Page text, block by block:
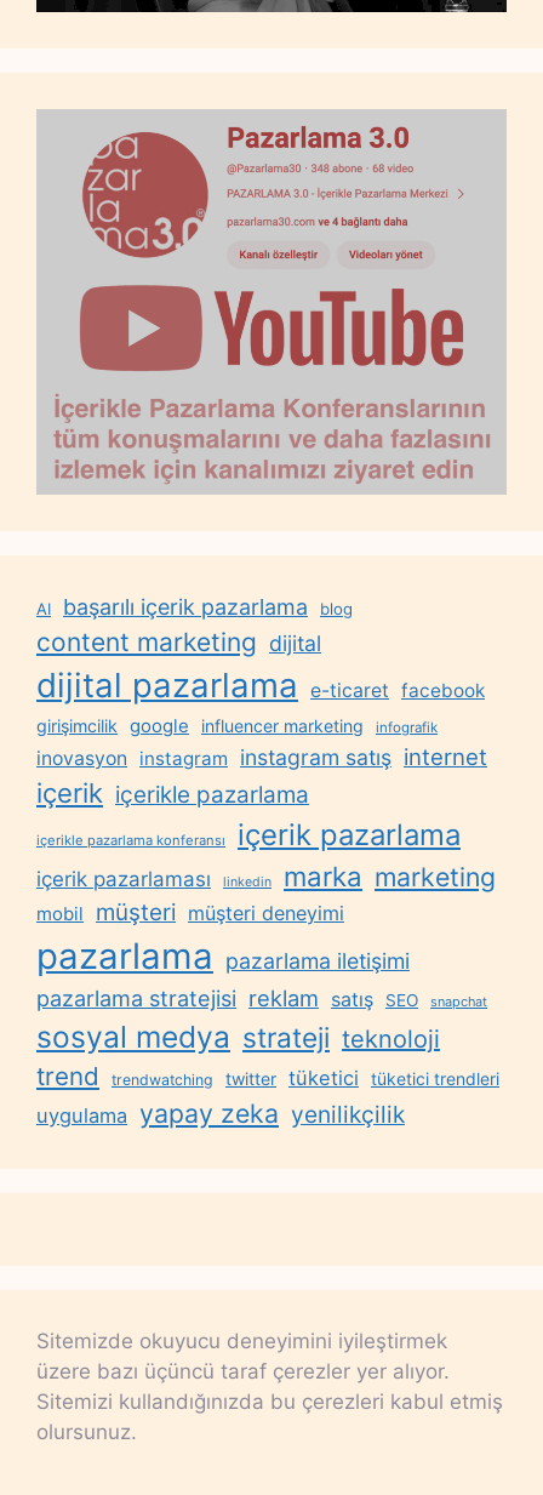
AI başarılı içerik pazarlama blog
content marketing dijital
dijital pazarlama e-ticaret facebook
girişimcilik google influencer marketing infografik
inovasyon instagram instagram satış internet
içerik içerikle pazarlama
içerikle pazarlama konferansı içerik pazarlama
içerik pazarlaması linkedin marka marketing
mobil müşteri müşteri deneyimi
pazarlama
pazarlama iletişimi
pazarlama stratejisi reklam satış SEO snapchat
sosyal medya strateji teknoloji
trend trendwatching twitter tüketici tüketici trendleri
uygulama yapay zeka yenilikçilik
Sitemizde okuyucu deneyimini iyileştirmek
üzere bazı üçüncü taraf çerezler yer alıyor.
Sitemizi kullandığınızda bu çerezleri kabul etmiş
olursunuz.